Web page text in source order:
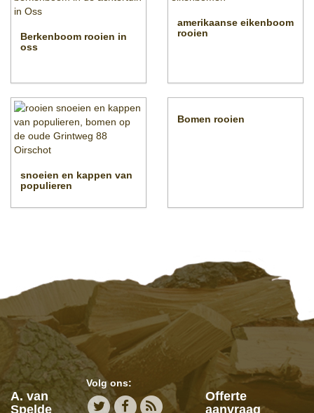
Berkenboom rooien in
oss
amerikaanse eikenboom
rooien
snoeien en kappen van
populieren
Bomen rooien
A. van
Spelde
Volg ons:
Offerte
aanvraag